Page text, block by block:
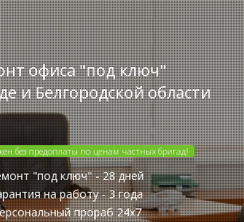
офиса "под ключ"
и Белгородской области
без предоплаты по ценам частных бригад!
"под ключ" - 28 дней
на работу - 3 года
прораб 24x7